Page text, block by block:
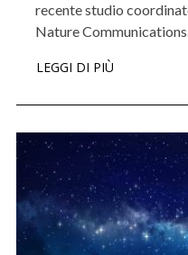
recente studio
Nature
LEGGI DI PIÙ